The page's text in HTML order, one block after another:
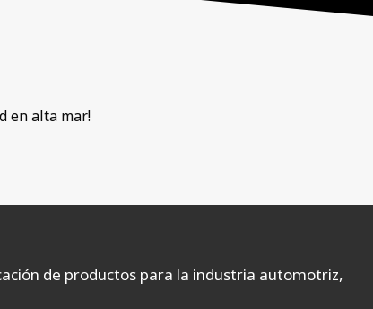
en alta mar!
de productos para la industria automotriz,